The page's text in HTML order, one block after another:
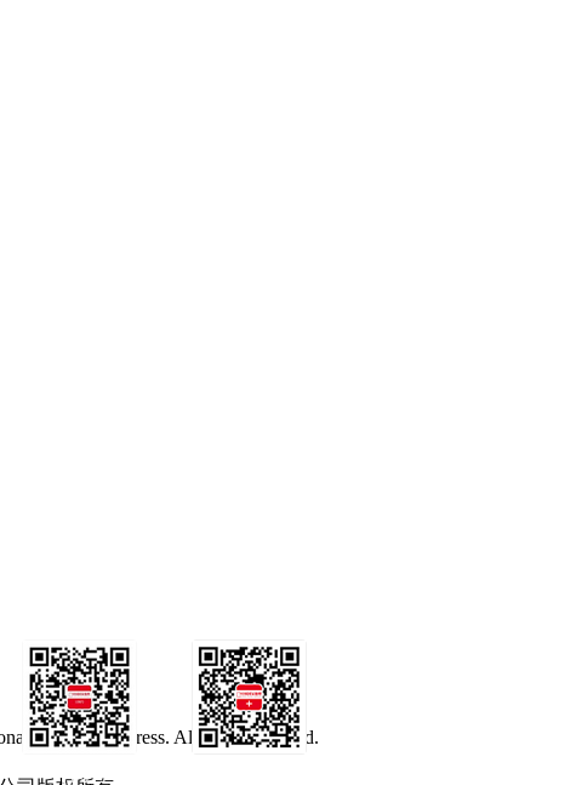
订阅号
Geography Press. All rights reserved.